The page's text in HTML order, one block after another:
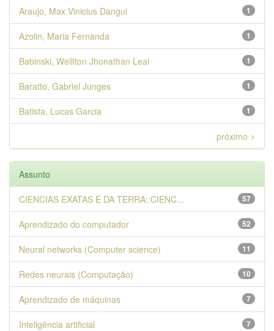
1
Araujo, Max Vinicius Dangui
1
Azolin, Maria Fernanda
1
Babinski, Welliton Jhonathan Leal
1
Baratto, Gabriel Junges
1
Batista, Lucas Garcia
próximo >
Assunto
57
CIENCIAS EXATAS E DA TERRA::CIENC...
52
Aprendizado do computador
11
Neural networks (Computer science)
10
Redes neurais (Computação)
7
Aprendizado de máquinas
7
Inteligência artificial